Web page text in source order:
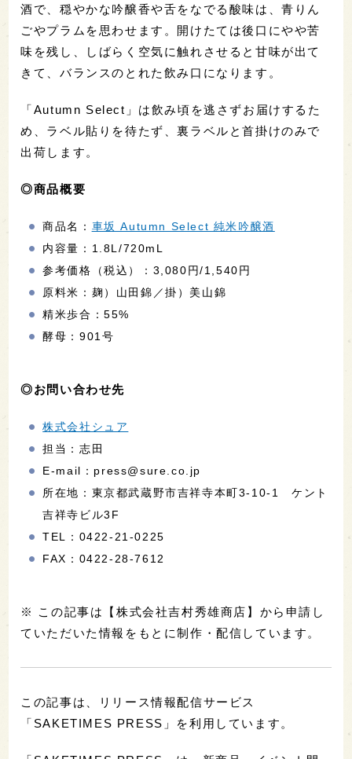
酒で、穏やかな吟醸香や舌をなでる酸味は、青りん
ごやプラムを思わせます。開けたては後口にやや苦
味を残し、しばらく空気に触れさせると甘味が出て
きて、バランスのとれた飲み口になります。
「Autumn Select」は飲み頃を逃さずお届けするた
め、ラベル貼りを待たず、裏ラベルと首掛けのみで
出荷します。
◎商品概要
商品名： 車坂 Autumn Select 純米吟醸酒
内容量：1.8L/720mL
参考価格（税込）：3,080円/1,540円
原料米：麹）山田錦／掛）美山錦
精米歩合：55%
酵母：901号
◎お問い合わせ先
株式会社シュア
担当：志田
E-mail：press@sure.co.jp
所在地：東京都武蔵野市吉祥寺本町3-10-1 ケント
吉祥寺ビル3F
TEL：0422-21-0225
FAX：0422-28-7612
※ この記事は【株式会社吉村秀雄商店】から申請し
ていただいた情報をもとに制作・配信しています。
この記事は、リリース情報配信サービス
「SAKETIMES PRESS」を利用しています。